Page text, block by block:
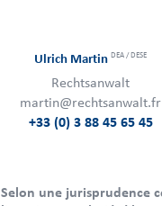
Ulrich MartinDEA / DESE
Rechtsanwalt
martin@rechtsanwalt.fr
+33 (0) 3 88 45 65 45
Selon une jurisprudence